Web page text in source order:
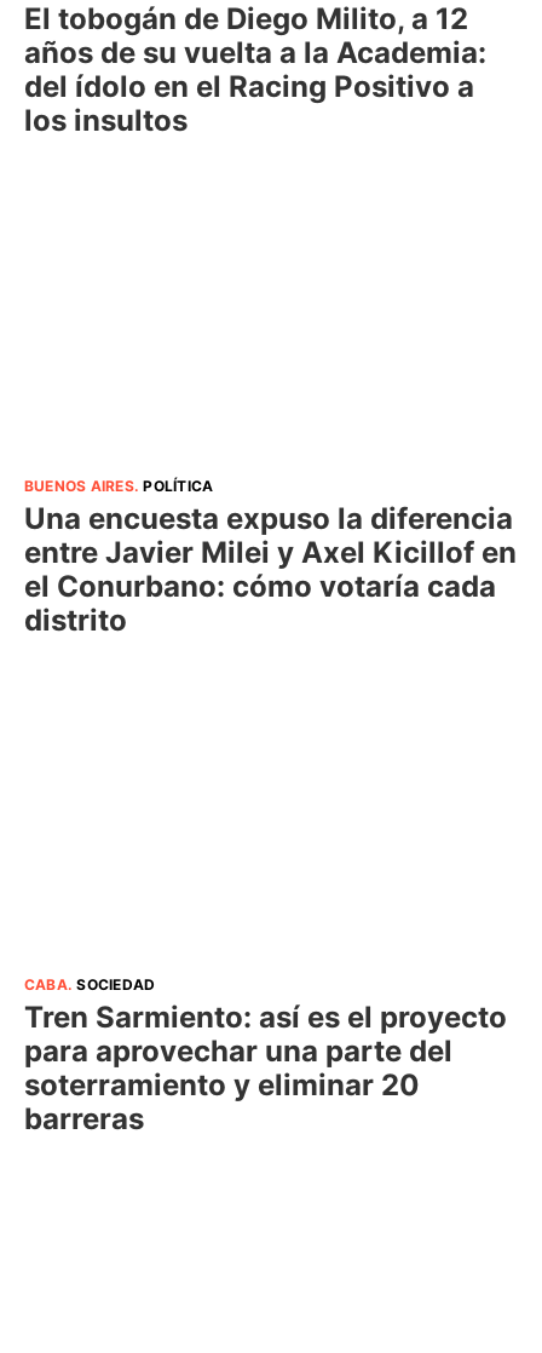
El tobogán de Diego Milito, a 12
años de su vuelta a la Academia:
del ídolo en el Racing Positivo a
los insultos
BUENOS AIRES.POLÍTICA
Una encuesta expuso la diferencia
entre Javier Milei y Axel Kicillof en
el Conurbano: cómo votaría cada
distrito
CABA.SOCIEDAD
Tren Sarmiento: así es el proyecto
para aprovechar una parte del
soterramiento y eliminar 20
barreras